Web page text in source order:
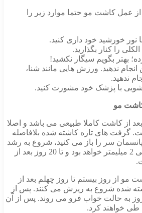
عمل کاشت مو حتما موارد زیر را
نور خورشید خود داری کنید.
را کنار بگذارید.
بهتر بگویم سیگار نکشید!
ندهید. ورزش هایی مانند شنا،
ندهید.
با پزشک خود مشورت کنید.
مو
از کاشت کاملا طبیعی می باشد و اصلا
گرفت های تازه کاشته شده بلافاصله
سر را باز می کنید، شروع به رشد
خواهند کرد. این رشد 1 الی 2 میلیمتر خواهد بود و تا 20 روز بعد از
از روز بیستم تا روز چهلم بعد از
شده شروع به ریزش می کنند. پس از
دوره موها تقریبا 90 روز به حالت خواب فرو می روند. پس از آن
طی خواهند کرد.